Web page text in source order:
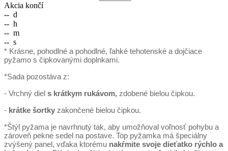
Akcia končí
-- d
-- h
-- m
-- s
* Krásne, pohodlné a pohodlné, ľahké tehotenské a dojčiace
pyžamo s čipkovanými doplnkami.
*Sada pozostáva z:
- Vrchný diel s krátkym rukávom, zdobené bielou čipkou.
- krátke šortky zakončené bielou čipkou.
*Štýl pyžama je navrhnutý tak, aby umožňoval voľnosť pohybu a
zároveň pekne sedel na postave. Top pyžamka má špeciálny
zvýšený panel, vďaka ktorému nakŕmite svoje dieťatko rýchlo a